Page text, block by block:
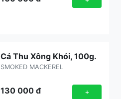
Cá Thu Xông Khói, 100g.
SMOKED MACKEREL
130 000đ +